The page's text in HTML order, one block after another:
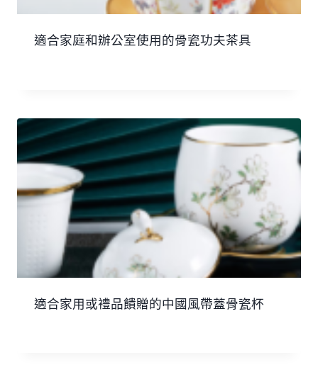
適合家庭和辦公室使用的骨瓷功夫茶具
適合家用或禮品饋贈的中國風帶蓋骨瓷杯